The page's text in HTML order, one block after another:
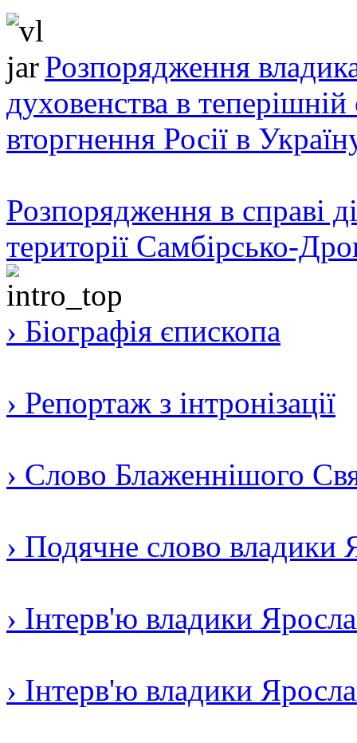
Розпорядження
духовенства в теперішній
вторгнення Росії в
Розпорядження в справі
території Самбірсько-
› Біографія єпископа
› Репортаж з інтронізації
› Слово Блаженнішого
› Подячне слово владики
› Інтерв'ю владики
› Інтерв'ю владики